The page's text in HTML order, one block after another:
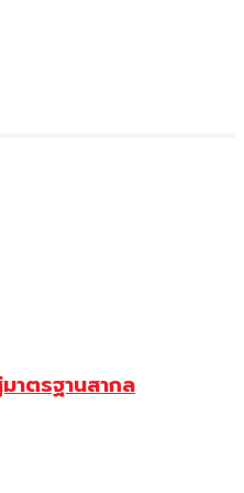
าตรฐานสากล